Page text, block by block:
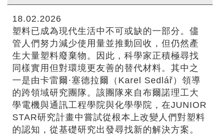
18.02.2026
塑料已成為現代生活中不可或缺的一部分。儘
管人們努力減少使用量並推動回收，但仍然產
生大量塑料廢棄物。因此，科學家正積極尋找
同樣實用但對環境更友善的替代材料。其中之
一是由卡雷爾·塞德拉爾（Karel Sedlář）領導
的跨領域研究團隊。該團隊來自布爾諾理工大
學電機與通訊工程學院與化學學院，在JUNIOR
STAR研究計畫中嘗試從根本上改變人們對塑料
的認知，從基礎研究出發尋找新的解決方案。